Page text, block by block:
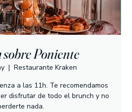
Poniente
  |
Restaurante Kraken
a las 11h. Te recomendamos
disfrutar de todo el brunch y no
nada.